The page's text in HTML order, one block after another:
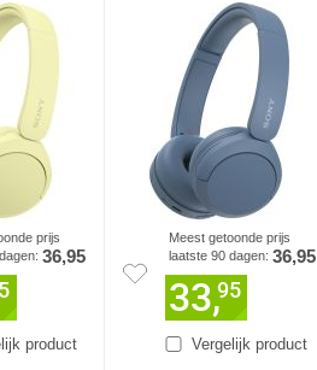
product
prijs
36,95
Vergelijk product
Meest getoonde prijs
laatste 90 dagen: 36,95
33,95